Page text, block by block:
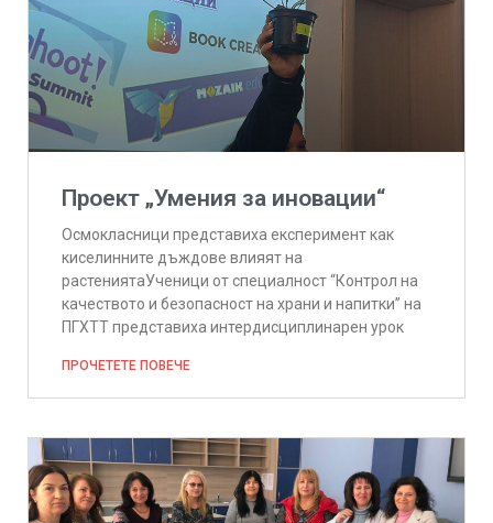
Проект „Умения за иновации“
Осмокласници представиха експеримент как
киселинните дъждове влияят на
растениятаУченици от специалност “Контрол на
качеството и безопасност на храни и напитки” на
ПГХТТ представиха интердисциплинарен урок
ПРОЧЕТЕТЕ ПОВЕЧЕ